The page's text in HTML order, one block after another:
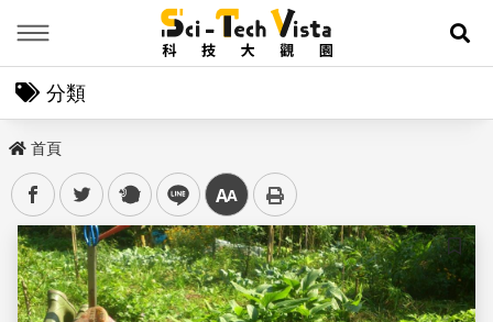
展
分類
首頁
facebooktwitter plurk line 中
儲存